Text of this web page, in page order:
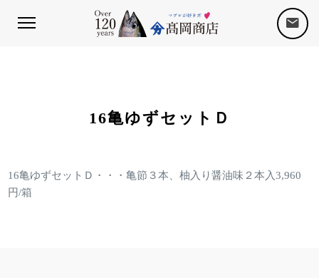
16亀ゆずセットＤ
16亀ゆずセットＤ・・・亀節３本、柚入り醤油味２本入3,960
円/箱